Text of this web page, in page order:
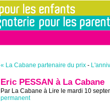
« La Cabane partenaire du prix -
Eric PESSAN à La Cabane
Par La Cabane à Lire le mardi 10
permanent